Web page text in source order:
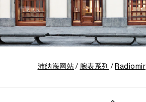
沛纳海网站 腕表系列 Radiomir